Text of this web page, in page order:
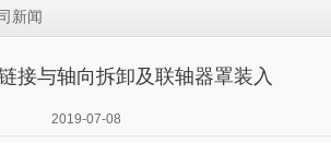
新闻
接与轴向拆卸及联轴器罩装入
2019-07-08